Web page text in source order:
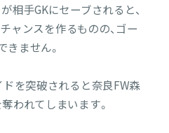
相手GKにセーブされると、
ャンスを作るものの、ゴー
ません。
ドを突破されると奈良FW森
われてしまいます。